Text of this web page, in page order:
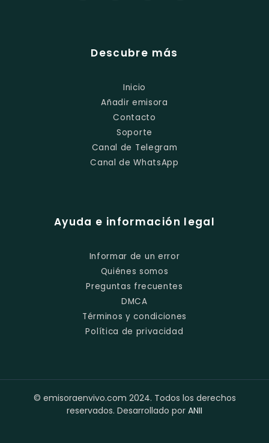
Descubre más
Inicio
Añadir emisora
Contacto
Soporte
Canal de Telegram
Canal de WhatsApp
Ayuda e información legal
Informar de un error
Quiénes somos
Preguntas frecuentes
DMCA
Términos y condiciones
Política de privacidad
© emisoraenvivo.com 2024. Todos los derechos
reservados. Desarrollado por ANII